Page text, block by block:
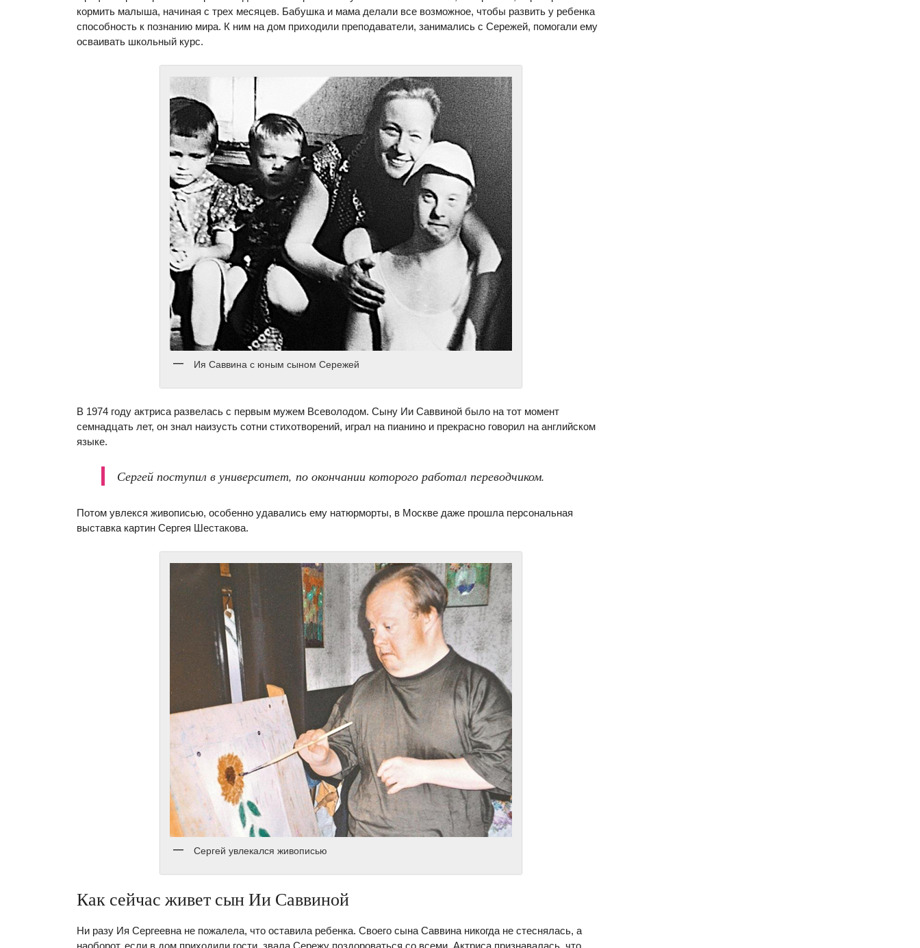
кормить малыша, начиная с трех месяцев. Бабушка и мама делали все возможное, чтобы развить у ребенка
способность к познанию мира. К ним на дом приходили преподаватели, занимались с Сережей, помогали ему
осваивать школьный курс.
Ия Саввина с юным сыном Сережей
В 1974 году актриса развелась с первым мужем Всеволодом. Сыну Ии Саввиной было на тот момент
семнадцать лет, он знал наизусть сотни стихотворений, играл на пианино и прекрасно говорил на английском
языке.
Сергей поступил в университет, по окончании которого работал переводчиком.
Потом увлекся живописью, особенно удавались ему натюрморты, в Москве даже прошла персональная
выставка картин Сергея Шестакова.
Сергей увлекался живописью
Как сейчас живет сын Ии Саввиной
Ни разу Ия Сергеевна не пожалела, что оставила ребенка. Своего сына Саввина никогда не стеснялась, а